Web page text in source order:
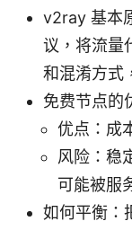
v2ray 基本
议，将流量
和混淆方式
免费节点的
优点：成
风险：稳
可能被服
如何平衡：